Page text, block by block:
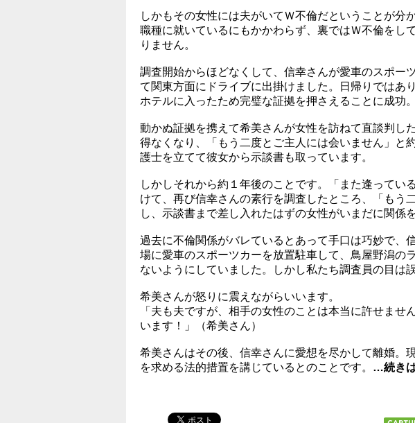
しかもその女性には夫がいてＷ不倫だということが分
職種に就いているにもかかわらず、裏ではＷ不倫をし
りません。
調査開始からほどなくして、信幸さんが愛車のスポー
て関東方面にドライブに出掛けました。日帰りではあ
ホテルに入ったため完璧な証拠を押さえることに成功。
動かぬ証拠を携えて希美さんが女性を訪ねて直談判し
得なくなり、「もう二度とご主人には会いません」と
護士を立てて彼女から示談書も取っています。
しかしそれから約１年後のことです。「また逢ってい
けて、再び信幸さんの素行を調査したところ、「もう
し、示談書まで差し入れたはずの女性がいまだに関係
過去に不倫関係がバレているとあって手口は巧妙で、
場に愛車のスポーツカーを放置駐車して、鳥屋野潟の
ないようにしていました。しかし私たち調査員の目は
希美さんが怒りに震えながらいいます。
「夫も夫ですが、相手の女性のことは本当に許せませ
います！」（希美さん）
希美さんはその後、信幸さんに愛想を尽かして離婚。
を求める法的措置を講じているとのことです。 …続き